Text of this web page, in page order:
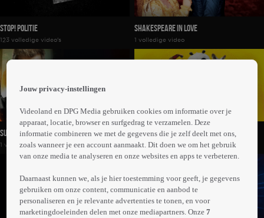
Stop! Politie
123 volledige video's
Shakespeare In Love
1 volledige video
Survivor
1 volledige video
Kung Fu Panda: Secrets Of The Furious
Five
1 volledige video
Jouw privacy-instellingen
Videoland en DPG Media gebruiken cookies om informatie over je
apparaat, locatie, browser en surfgedrag te verzamelen. Deze
informatie combineren we met de gegevens die je zelf deelt met ons,
zoals wanneer je een account aanmaakt. Dit doen we om het gebruik
van onze media te analyseren en onze websites en apps te verbeteren.
Daarnaast kunnen we, als je hier toestemming voor geeft, je gegevens
gebruiken om onze content, communicatie en aanbod te
personaliseren en je relevante advertenties te tonen, en voor
marketingdoeleinden delen met onze mediapartners. Onze7